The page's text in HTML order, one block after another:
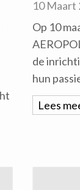
10 Maart
Op 10
de
hun
Lees